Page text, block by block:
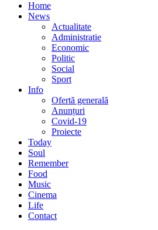
Home
News
Actualitate
Administratie
Economic
Politic
Social
Sport
Info
Ofertă generală
Anunțuri
Covid-19
Proiecte
Today
Soul
Remember
Food
Music
Cinema
Life
Contact